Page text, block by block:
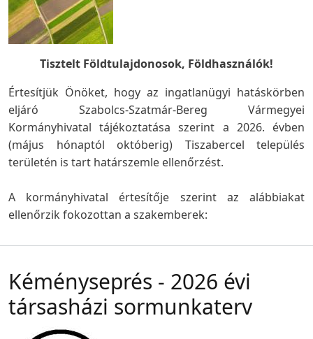
Tisztelt Földtulajdonosok, Földhasználók!
Értesítjük Önöket, hogy az ingatlanügyi hatáskörben
eljáró Szabolcs-Szatmár-Bereg Vármegyei
Kormányhivatal tájékoztatása szerint a 2026. évben
(május hónaptól októberig) Tiszabercel település
területén is tart határszemle ellenőrzést.
A kormányhivatal értesítője szerint az alábbiakat
ellenőrzik fokozottan a szakemberek:
Kéményseprés - 2026 évi
társasházi sormunkaterv